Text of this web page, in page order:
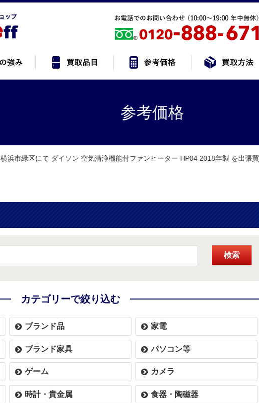
参考価格
横浜市緑区にて ダイソン 空気清浄機能付ファンヒーター HP04 2018年製 を出張買
検索
カテゴリーで絞り込む
ブランド品 家電
ブランド家具 パソコン等
ゲーム カメラ
時計・貴金属 食器・陶磁器